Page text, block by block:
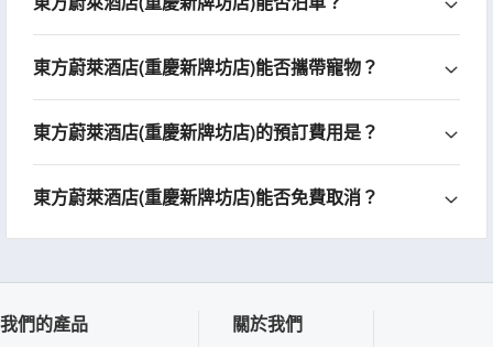
東方蔚萊酒店(重慶新牌坊店)能否攜帶寵物？
東方蔚萊酒店(重慶新牌坊店)的預訂費用是？
東方蔚萊酒店(重慶新牌坊店)能否免費取消？
我們的產品 關於我們